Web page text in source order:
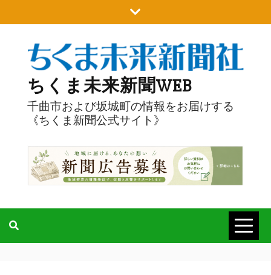
to
ちくま未来新聞WEB
千曲市および坂城町の情報をお届けする
《ちくま新聞公式サイト》